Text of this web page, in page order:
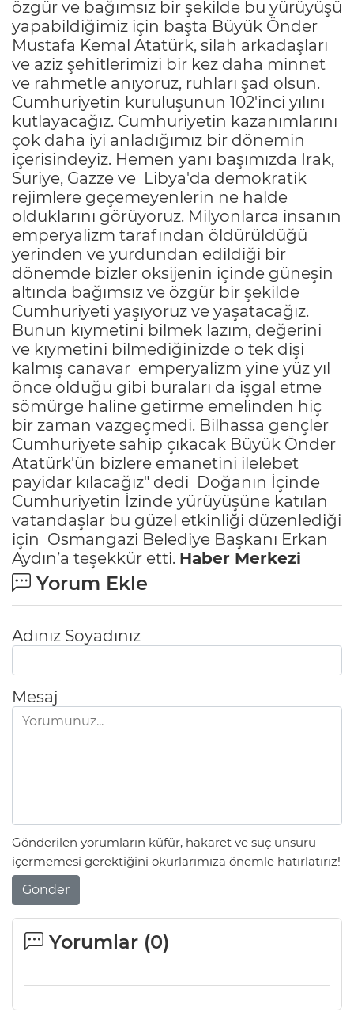
özgür ve bağımsız bir şekilde bu yürüyüşü
yapabildiğimiz için başta Büyük Önder
Mustafa Kemal Atatürk, silah arkadaşları
ve aziz şehitlerimizi bir kez daha minnet
ve rahmetle anıyoruz, ruhları şad olsun.
Cumhuriyetin kuruluşunun 102'inci yılını
kutlayacağız. Cumhuriyetin kazanımlarını
çok daha iyi anladığımız bir dönemin
içerisindeyiz. Hemen yanı başımızda Irak,
Suriye, Gazze ve Libya'da demokratik
rejimlere geçemeyenlerin ne halde
olduklarını görüyoruz. Milyonlarca insanın
emperyalizm tarafından öldürüldüğü
yerinden ve yurdundan edildiği bir
dönemde bizler oksijenin içinde güneşin
altında bağımsız ve özgür bir şekilde
Cumhuriyeti yaşıyoruz ve yaşatacağız.
Bunun kıymetini bilmek lazım, değerini
ve kıymetini bilmediğinizde o tek dişi
kalmış canavar emperyalizm yine yüz yıl
önce olduğu gibi buraları da işgal etme
sömürge haline getirme emelinden hiç
bir zaman vazgeçmedi. Bilhassa gençler
Cumhuriyete sahip çıkacak Büyük Önder
Atatürk'ün bizlere emanetini ilelebet
payidar kılacağız" dedi Doğanın İçinde
Cumhuriyetin İzinde yürüyüşüne katılan
vatandaşlar bu güzel etkinliği düzenlediği
için Osmangazi Belediye Başkanı Erkan
Aydın’a teşekkür etti. Haber Merkezi
Yorum Ekle
Adınız Soyadınız
Mesaj
Gönderilen yorumların küfür, hakaret ve suç unsuru
içermemesi gerektiğini okurlarımıza önemle hatırlatırız!
Gönder
Yorumlar (0)